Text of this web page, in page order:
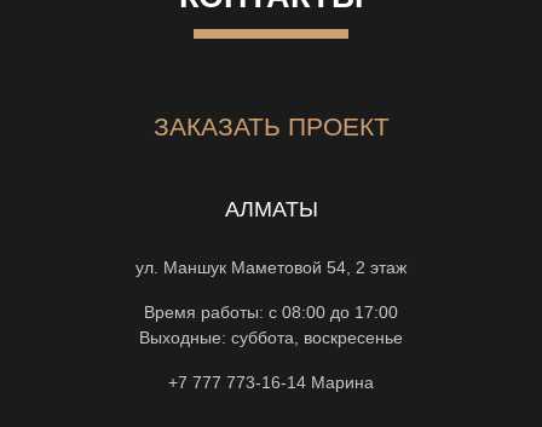
ЗАКАЗАТЬ ПРОЕКТ
АЛМАТЫ
ул. Маншук Маметовой 54, 2 этаж
Время работы: с 08:00 до 17:00
Выходные: суббота, воскресенье
+7 777 773-16-14 Марина